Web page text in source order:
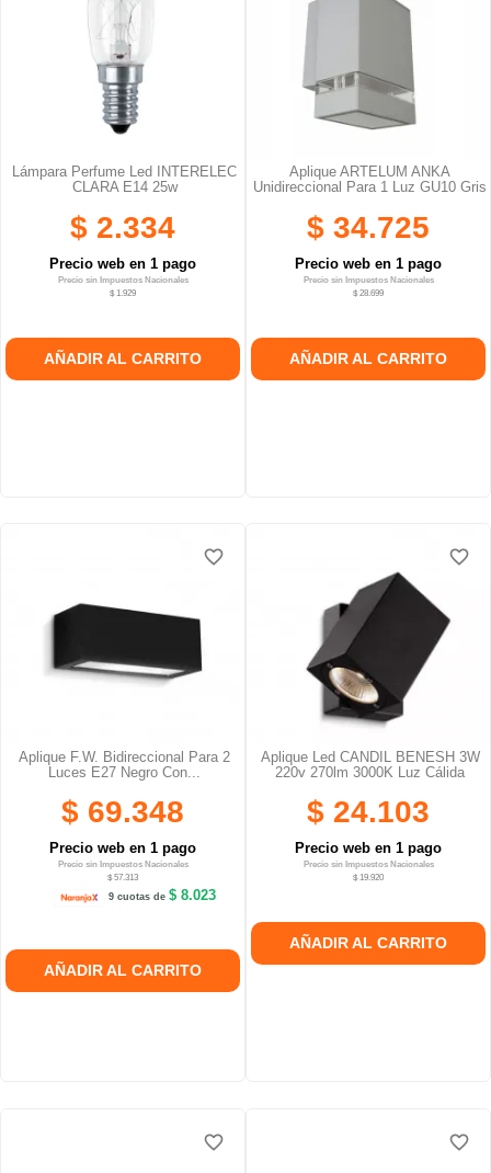
Lámpara Perfume Led INTERELEC
CLARA E14 25w
$ 2.334
Precio web en 1 pago
Precio sin Impuestos Nacionales
$ 1.929
AÑADIR AL CARRITO
Aplique ARTELUM ANKA
Unidireccional Para 1 Luz GU10 Gris
$ 34.725
Precio web en 1 pago
Precio sin Impuestos Nacionales
$ 28.699
AÑADIR AL CARRITO
Aplique F.W. Bidireccional Para 2
Luces E27 Negro Con...
$ 69.348
Precio web en 1 pago
Precio sin Impuestos Nacionales
$ 57.313
9 cuotas de $ 8.023
AÑADIR AL CARRITO
favorite_border
favorite_border
favorite_border
Aplique Led CANDIL BENESH 3W
220v 270lm 3000K Luz Cálida
$ 24.103
Precio web en 1 pago
Precio sin Impuestos Nacionales
$ 19.920
AÑADIR AL CARRITO
favorite_border
favorite_border
favorite_border
favorite_border
favorite_border
favorite_border favorite_border
favorite_border
favorite_border